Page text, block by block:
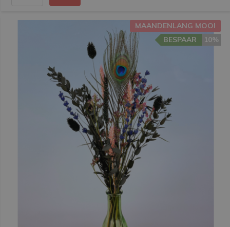
MAANDENLANG MOOI
10%
BESPAAR